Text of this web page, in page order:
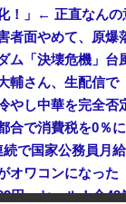
！」← 正直なん
者面やめて、原爆
オワコンになっ